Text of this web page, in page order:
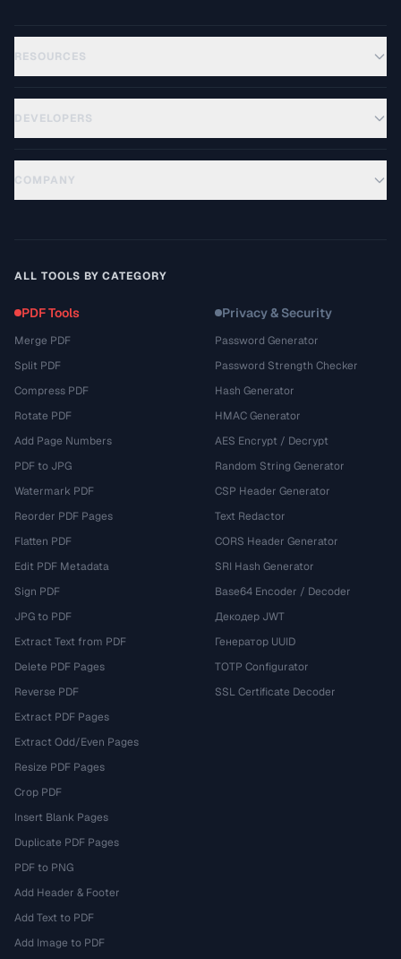
RESOURCES
DEVELOPERS
COMPANY
ALL TOOLS BY CATEGORY
PDF Tools
Merge PDF
Split PDF
Compress PDF
Rotate PDF
Add Page Numbers
PDF to JPG
Watermark PDF
Reorder PDF Pages
Flatten PDF
Edit PDF Metadata
Sign PDF
JPG to PDF
Extract Text from PDF
Delete PDF Pages
Reverse PDF
Extract PDF Pages
Extract Odd/Even Pages
Resize PDF Pages
Crop PDF
Insert Blank Pages
Duplicate PDF Pages
PDF to PNG
Add Header & Footer
Add Text to PDF
Add Image to PDF
Privacy & Security
Password Generator
Password Strength Checker
Hash Generator
HMAC Generator
AES Encrypt / Decrypt
Random String Generator
CSP Header Generator
Text Redactor
CORS Header Generator
SRI Hash Generator
Base64 Encoder / Decoder
Декодер JWT
Генератор UUID
TOTP Configurator
SSL Certificate Decoder